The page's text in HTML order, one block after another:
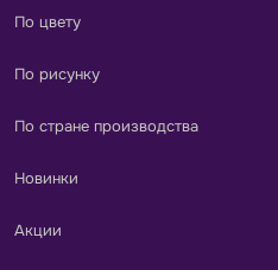
По цвету
По рисунку
По стране производства
Новинки
Акции